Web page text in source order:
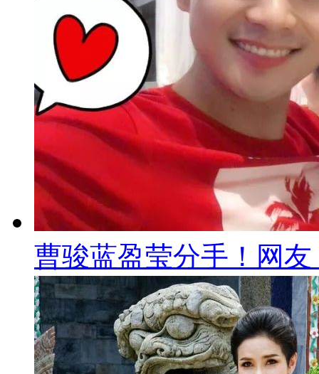
曹骏蓝盈莹分手！网